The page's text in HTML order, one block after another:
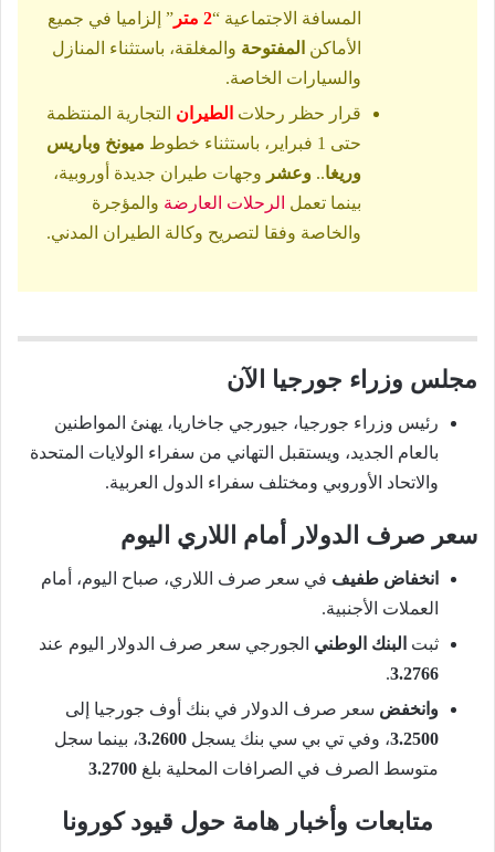
المسافة الاجتماعية “2 متر
” إلزاميا في جميع
الأماكن المفتوحة والمغلقة، باستثناء المنازل
والسيارات الخاصة.
قرار حظر رحلات الطيران التجارية المنتظمة
حتى 1 فبراير، باستثناء خطوط
ميونخ وباريس
وريغا.. وعشر وجهات طيران جديدة أوروبية،
بينما تعمل الرحلات العارضة والمؤجرة
والخاصة وفقا لتصريح وكالة الطيران المدني.
مجلس وزراء جورجيا الآن
رئيس وزراء جورجيا، جيورجي جاخاريا، يهنئ المواطنين
بالعام الجديد، ويستقبل التهاني من سفراء الولايات المتحدة
والاتحاد الأوروبي ومختلف سفراء الدول العربية.
سعر صرف الدولار أمام اللاري اليوم
انخفاض طفيف في سعر صرف اللاري، صباح اليوم، أمام
العملات الأجنبية.
ثبت البنك الوطني الجورجي سعر صرف الدولار اليوم عند
3.2766
.
وانخفض سعر صرف الدولار في بنك أوف جورجيا إلى
3.2500، وفي تي بي سي بنك يسجل 3.2600، بينما سجل
متوسط الصرف في الصرافات المحلية بلغ 3.2700
متابعات وأخبار هامة حول قيود كورونا